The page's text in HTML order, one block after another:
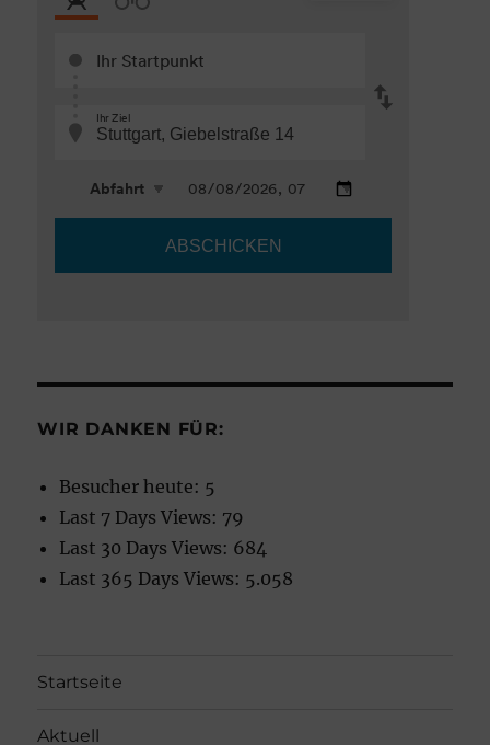
WIR DANKEN FÜR:
Besucher heute: 5
Last 7 Days Views: 79
Last 30 Days Views: 684
Last 365 Days Views: 5.058
Startseite
Aktuell